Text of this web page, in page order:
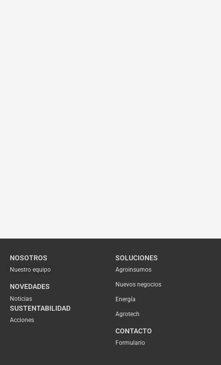
NOSOTROS
Nuestro equipo
NOVEDADES
Noticias
SUSTENTABILIDAD
Acciones
SOLUCIONES
Agroinsumos
Nuevos negocios
Energía
Agrotech
CONTACTO
Formulario